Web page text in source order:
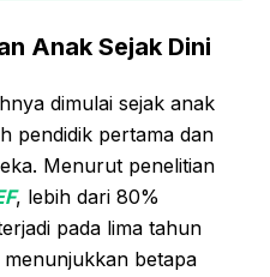
Anak Sejak Dini
dimulai sejak anak
pendidik pertama dan
Menurut penelitian
, lebih dari 80%
pada lima tahun
betapa